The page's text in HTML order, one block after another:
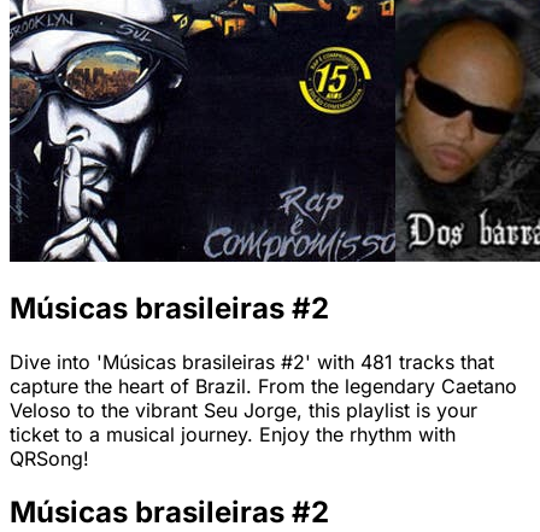
Músicas brasileiras #2
Dive into 'Músicas brasileiras #2' with 481 tracks that
capture the heart of Brazil. From the legendary Caetano
Veloso to the vibrant Seu Jorge, this playlist is your
ticket to a musical journey. Enjoy the rhythm with
QRSong!
Músicas brasileiras #2